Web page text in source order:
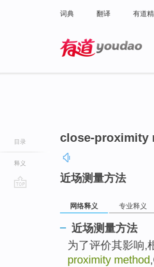
词典 翻译 有道
目录
释义
close-proximity
近场测量方法
网络释义 专业释义
近场测量方法
为了评价其影响,
proximity method